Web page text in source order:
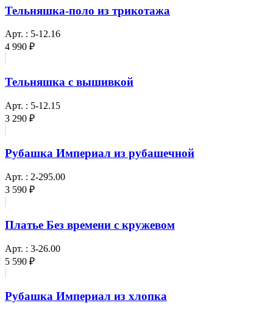
Тельняшка-поло из трикотажа
Арт. : 5-12.16
4 990 ₽
Тельняшка с вышивкой
Арт. : 5-12.15
3 290 ₽
Рубашка Империал из рубашечной
Арт. : 2-295.00
3 590 ₽
Платье Без времени с кружевом
Арт. : 3-26.00
5 590 ₽
Рубашка Империал из хлопка